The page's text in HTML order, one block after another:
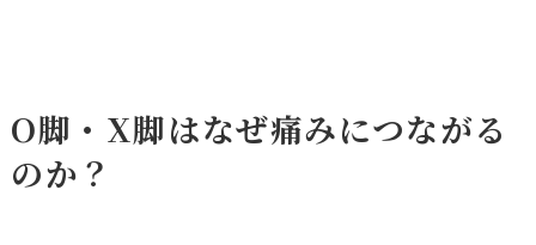
O脚・X脚はなぜ痛みにつながる
のか？